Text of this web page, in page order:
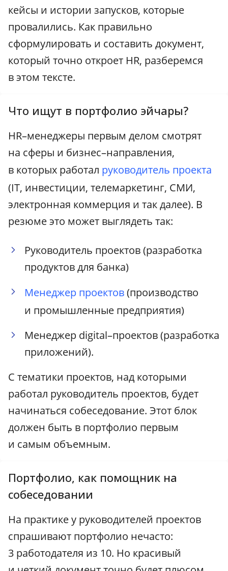
кейсы и истории запусков, которые
провалились. Как правильно
сформулировать и составить документ,
который точно откроет HR, разберемся
в этом тексте.
Что ищут в портфолио эйчары?
HR–менеджеры первым делом смотрят
на сферы и бизнес–направления,
в которых работал руководитель проекта
(IT, инвестиции, телемаркетинг, СМИ,
электронная коммерция и так далее). В
резюме это может выглядеть так:
Руководитель проектов (разработка
продуктов для банка)
Менеджер проектов(производство
и промышленные предприятия)
Менеджер digital–проектов (разработка
приложений).
С тематики проектов, над которыми
работал руководитель проектов, будет
начинаться собеседование. Этот блок
должен быть в портфолио первым
и самым объемным.
Портфолио, как помощник на
собеседовании
На практике у руководителей проектов
спрашивают портфолио нечасто:
3 работодателя из 10. Но красивый